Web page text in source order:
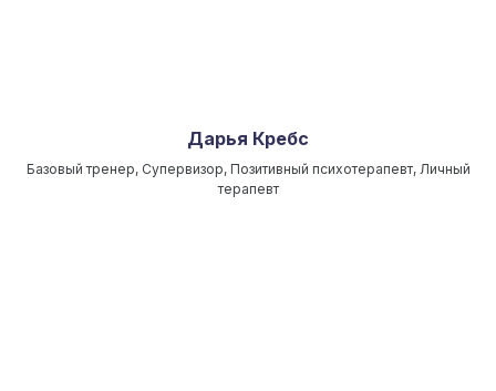
Дарья Кребс
Базовый тренер, Супервизор, Позитивный психотерапевт, Личный
терапевт